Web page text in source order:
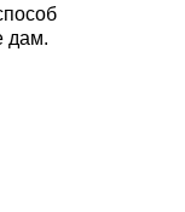
дам.